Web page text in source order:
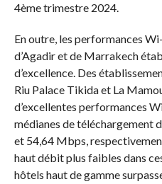
4ème trimestre 2024.
En outre, les performances
d’Agadir et de Marrakech
d’excellence. Des
Riu Palace Tikida et La
d’excellentes performances
médianes de téléchargement
et 54,64 Mbps,
haut débit plus faibles dans
hôtels haut de gamme